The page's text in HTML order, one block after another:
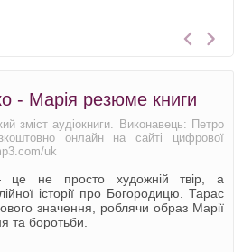
- Марія резюме книги
зміст аудіокниги. Виконавець: Петро
онлайн на сайті цифрової
uk
не просто художній твір, а
історії про Богородицю. Тарас
значення, роблячи образ Марії
та боротьби.